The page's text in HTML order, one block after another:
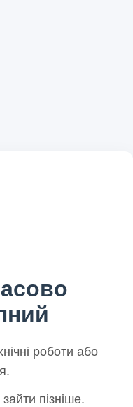
роботи або
пізніше.